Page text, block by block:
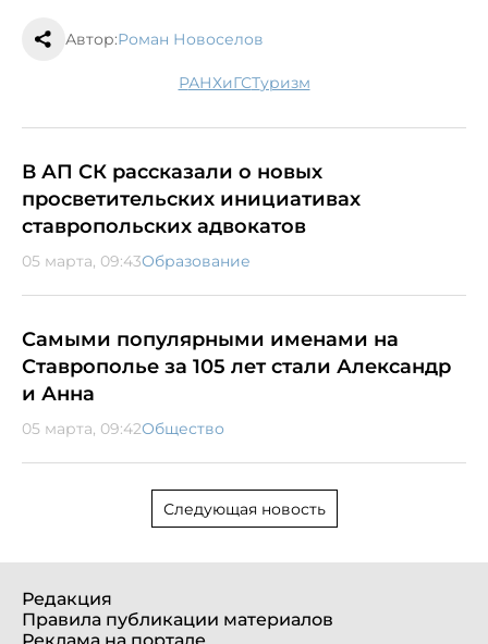
Автор:Роман Новоселов
РАНХиГС туризм
В АП СК рассказали о новых
просветительских инициативах
ставропольских адвокатов
05 марта, 09:43Образование
Самыми популярными именами на
Ставрополье за 105 лет стали Александр
и Анна
05 марта, 09:42Общество
Следующая новость
Редакция
Правила публикации материалов
Реклама на портале